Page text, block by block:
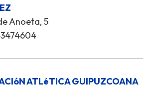
Anoeta, 5
ATLéTICA GUIPUZCOANA